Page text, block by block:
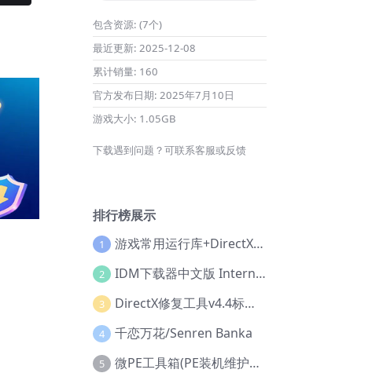
包含资源: (7个)
最近更新: 2025-12-08
累计销量: 160
官方发布日期: 2025年7月10日
游戏大小: 1.05GB
下载遇到问题？可联系客服或反馈
排行榜展示
1 游戏常用运行库+DirectX修复增强版
2 IDM下载器中文版 Internet Download Manager v6.42.36 IDM
3 DirectX修复工具v4.4标准版+增强版+在线修复版
4 千恋万花/Senren Banka
5 微PE工具箱(PE装机维护工具) v2.3官方正式版